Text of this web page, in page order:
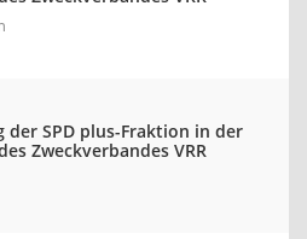
SPD plus-Fraktion in der
Zweckverbandes VRR